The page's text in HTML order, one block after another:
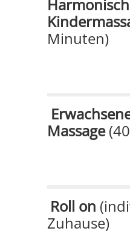
Minuten)
Massage
Roll on
Zuhause)